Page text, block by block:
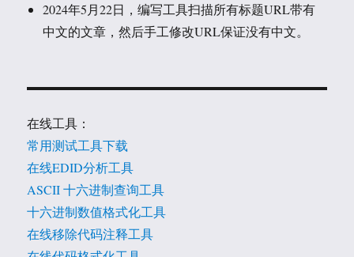
2024年5月22日，编写工具扫描所有标题URL带有
中文的文章，然后手工修改URL保证没有中文。
在线工具：
常用测试工具下载
在线EDID分析工具
ASCII 十六进制查询工具
十六进制数值格式化工具
在线移除代码注释工具